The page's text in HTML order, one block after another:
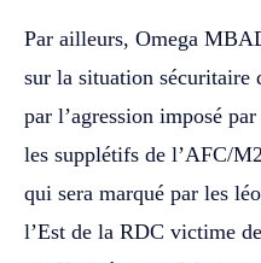
‎Par ailleurs, Omega
sur la situation sécuritaire
par l’agression imposé
les supplétifs de l’AFC/
qui sera marqué par les
l’Est de la RDC victime